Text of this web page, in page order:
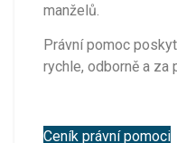
manželů.
Právní pomoc
rychle, odborně a za
Ceník právní pomoci